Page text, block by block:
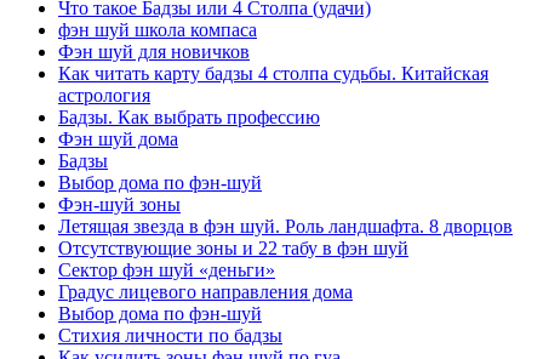
Что такое Бадзы или 4 Столпа (удачи)
фэн шуй школа компаса
Фэн шуй для новичков
Как читать карту бадзы 4 столпа судьбы. Китайская
астрология
Бадзы. Как выбрать профессию
Фэн шуй дома
Бадзы
Выбор дома по фэн-шуй
Фэн-шуй зоны
Летящая звезда в фэн шуй. Роль ландшафта. 8 дворцов
Отсутствующие зоны и 22 табу в фэн шуй
Сектор фэн шуй «деньги»
Градус лицевого направления дома
Выбор дома по фэн-шуй
Стихия личности по бадзы